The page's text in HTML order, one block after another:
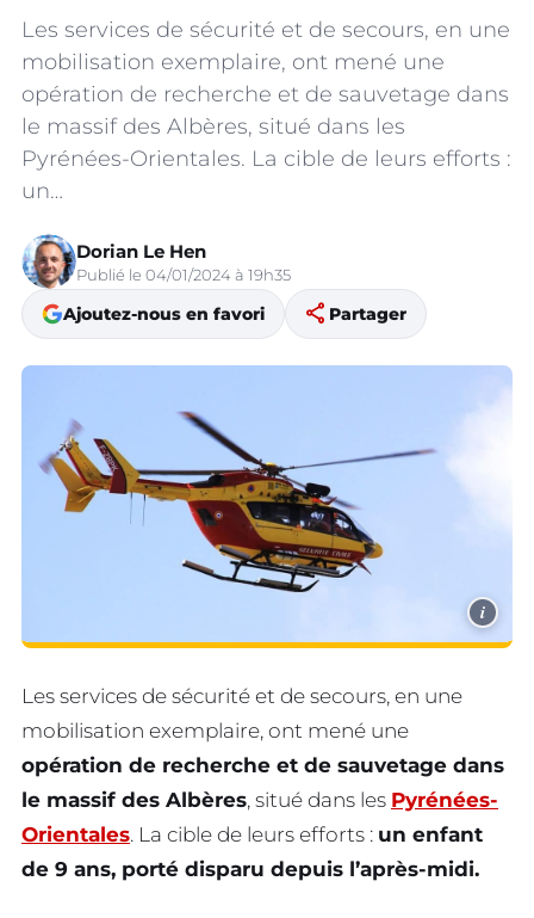
Les services de sécurité et de secours, en une
mobilisation exemplaire, ont mené une
opération de recherche et de sauvetage dans
le massif des Albères, situé dans les
Pyrénées-Orientales. La cible de leurs efforts :
un…
Dorian Le Hen
Publié le 04/01/2024 à 19h35
Ajoutez-nous en favori share Partager
i
Les services de sécurité et de secours, en une
mobilisation exemplaire, ont mené une
opération de recherche et de sauvetage dans
le massif des Albères, situé dans les Pyrénées-
Orientales. La cible de leurs efforts : un enfant
de 9 ans, porté disparu depuis l’après-midi.